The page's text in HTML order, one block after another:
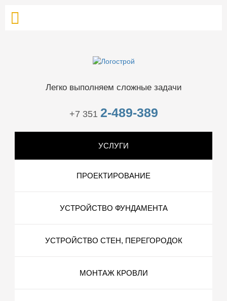
Легко выполняем сложные задачи
+7 351 2-489-389
УСЛУГИ
ПРОЕКТИРОВАНИЕ
УСТРОЙСТВО ФУНДАМЕНТА
УСТРОЙСТВО СТЕН, ПЕРЕГОРОДОК
МОНТАЖ КРОВЛИ